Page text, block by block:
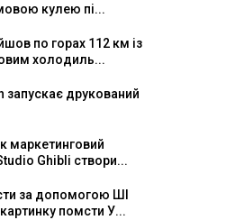
кулею пі...
по горах 112 км із
холодиль...
запускає друкований
маркетинговий
Ghibli створи...
за допомогою ШІ
помсти У...